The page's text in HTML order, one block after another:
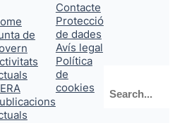
de
Contacte
Protecció
de dades
Avís legal
Política
de
cookies